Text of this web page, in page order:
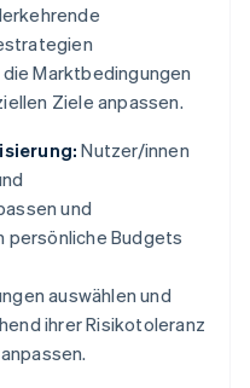
Marktbedingungen
Ziele anpassen.
Nutzer/innen
und
persönliche Budgets
auswählen und
ihrer Risikotoleranz